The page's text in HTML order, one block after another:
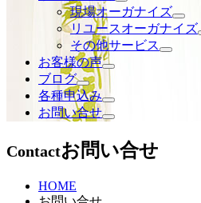
現場オーガナイズ
リユースオーガナイズ
その他サービス
お客様の声
ブログ
各種申込み
お問い合せ
Contactお問い合せ
HOME